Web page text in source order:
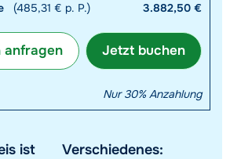
(485,31 € p. P.) 3.882,50 €
Jetzt buchen
anfragen
Nur 30% Anzahlung
ist
Verschiedenes: